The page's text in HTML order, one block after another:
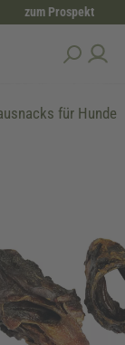
zum Prospekt
für Hunde